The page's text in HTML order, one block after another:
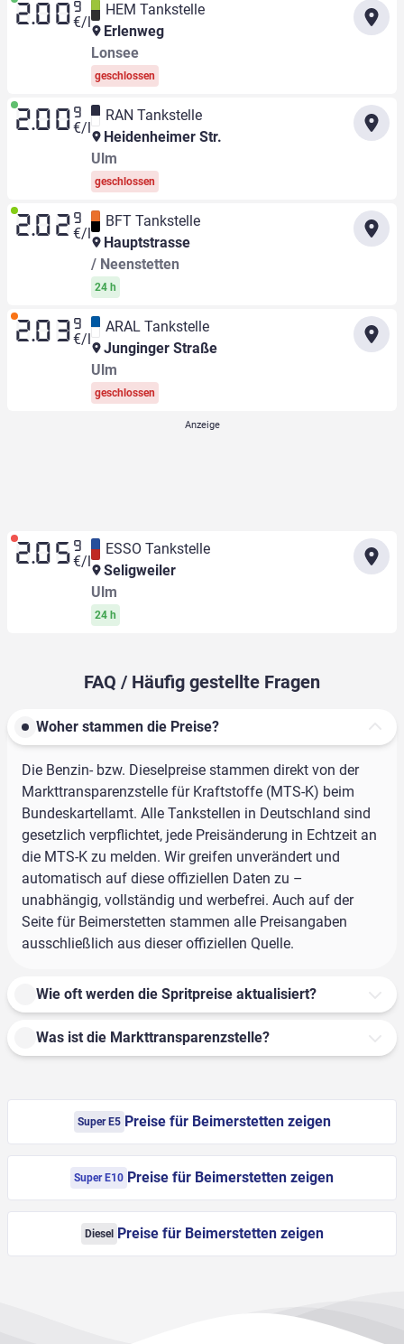
2.00 9
€/l
HEM Tankstelle
Erlenweg
Lonsee
geschlossen
2.00 9
€/l
RAN Tankstelle
Heidenheimer Str.
Ulm
geschlossen
2.02 9
€/l
BFT Tankstelle
Hauptstrasse
/ Neenstetten
24 h
2.03 9
€/l
ARAL Tankstelle
Junginger Straße
Ulm
geschlossen
2.05 9
€/l
ESSO Tankstelle
Seligweiler
Ulm
24 h
FAQ / Häufig gestellte Fragen
Woher stammen die Preise?
Die Benzin- bzw. Dieselpreise stammen direkt von der
Markttransparenzstelle für Kraftstoffe (MTS-K) beim
Bundeskartellamt. Alle Tankstellen in Deutschland sind
gesetzlich verpflichtet, jede Preisänderung in Echtzeit an
die MTS-K zu melden. Wir greifen unverändert und
automatisch auf diese offiziellen Daten zu –
unabhängig, vollständig und werbefrei. Auch auf der
Seite für Beimerstetten stammen alle Preisangaben
ausschließlich aus dieser offiziellen Quelle.
Wie oft werden die Spritpreise aktualisiert?
Was ist die Markttransparenzstelle?
Super E5 Preise für Beimerstetten zeigen
Super E10 Preise für Beimerstetten zeigen
Diesel Preise für Beimerstetten zeigen